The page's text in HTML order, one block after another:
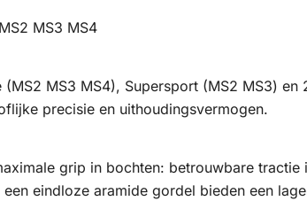
MS3 MS4
MS3 MS4), Supersport (MS2 MS3)
precisie en uithoudingsvermogen.
grip in bochten: betrouwbare
eindloze aramide gordel bieden een